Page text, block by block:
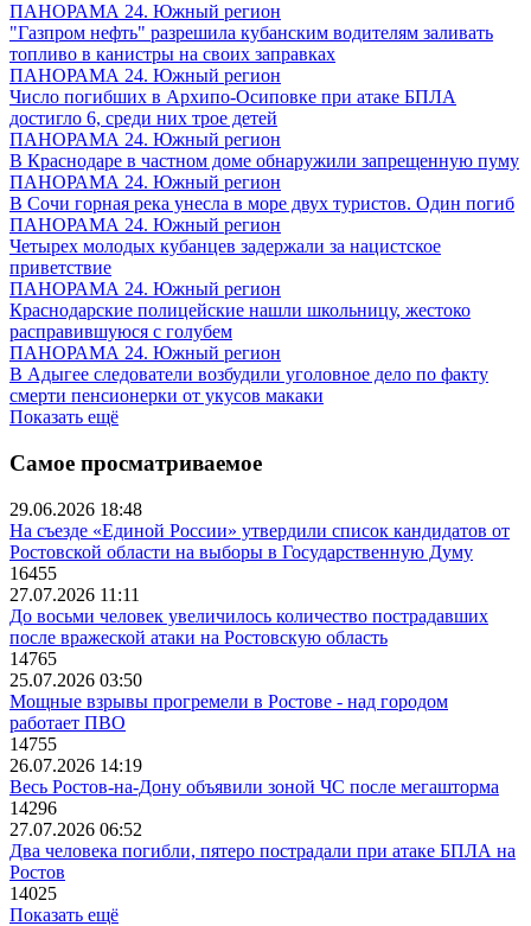
ПАНОРАМА 24. Южный регион
"Газпром нефть" разрешила кубанским водителям заливать
топливо в канистры на своих заправках
ПАНОРАМА 24. Южный регион
Число погибших в Архипо-Осиповке при атаке БПЛА
достигло 6, среди них трое детей
ПАНОРАМА 24. Южный регион
В Краснодаре в частном доме обнаружили запрещенную пуму
ПАНОРАМА 24. Южный регион
В Сочи горная река унесла в море двух туристов. Один погиб
ПАНОРАМА 24. Южный регион
Четырех молодых кубанцев задержали за нацистское
приветствие
ПАНОРАМА 24. Южный регион
Краснодарские полицейские нашли школьницу, жестоко
расправившуюся с голубем
ПАНОРАМА 24. Южный регион
В Адыгее следователи возбудили уголовное дело по факту
смерти пенсионерки от укусов макаки
Показать ещё
Самое просматриваемое
29.06.2026 18:48
На съезде «Единой России» утвердили список кандидатов от
Ростовской области на выборы в Государственную Думу
16455
27.07.2026 11:11
До восьми человек увеличилось количество пострадавших
после вражеской атаки на Ростовскую область
14765
25.07.2026 03:50
Мощные взрывы прогремели в Ростове - над городом
работает ПВО
14755
26.07.2026 14:19
Весь Ростов-на-Дону объявили зоной ЧС после мегашторма
14296
27.07.2026 06:52
Два человека погибли, пятеро пострадали при атаке БПЛА на
Ростов
14025
Показать ещё